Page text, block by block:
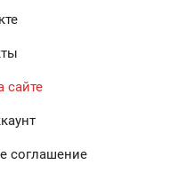
сайте
соглашение